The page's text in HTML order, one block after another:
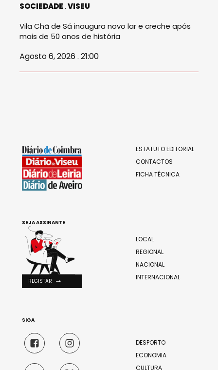
SOCIEDADE VISEU
Vila Chã de Sá inaugura novo lar e creche após
mais de 50 anos de história
Agosto 6, 2026 . 21:00
ESTATUTO EDITORIAL
CONTACTOS
FICHA TÉCNICA
LOCAL
REGIONAL
NACIONAL
INTERNACIONAL
DESPORTO
ECONOMIA
CULTURA
SEJA ASSINANTE
REGISTAR
SIGA